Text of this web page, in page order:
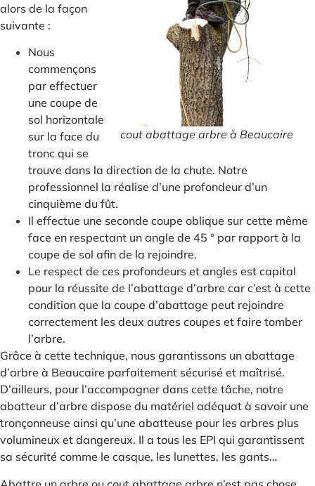
cout abattage arbre à Beaucaire
alors de la façon
suivante :
Nous
commençons
par effectuer
une coupe de
sol horizontale
sur la face du
tronc qui se
trouve dans la direction de la chute. Notre
professionnel la réalise d’une profondeur d’un
cinquième du fût.
Il effectue une seconde coupe oblique sur cette même
face en respectant un angle de 45 ° par rapport à la
coupe de sol afin de la rejoindre.
Le respect de ces profondeurs et angles est capital
pour la réussite de l’abattage d’arbre car c’est à cette
condition que la coupe d’abattage peut rejoindre
correctement les deux autres coupes et faire tomber
l’arbre.
Grâce à cette technique, nous garantissons un abattage
d’arbre à Beaucaire parfaitement sécurisé et maîtrisé.
D’ailleurs, pour l’accompagner dans cette tâche, notre
abatteur d’arbre dispose du matériel adéquat à savoir une
tronçonneuse ainsi qu’une abatteuse pour les arbres plus
volumineux et dangereux. Il a tous les EPI qui garantissent
sa sécurité comme le casque, les lunettes, les gants…